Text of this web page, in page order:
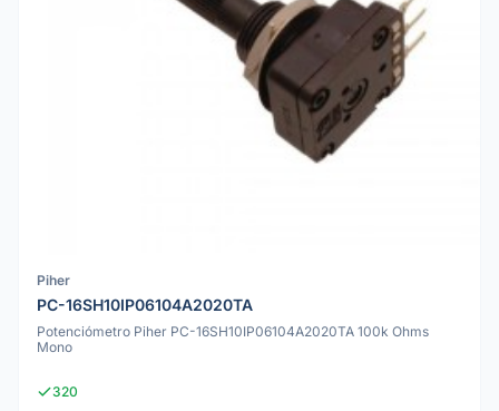
Piher
PC-16SH10IP06104A2020TA
Potenciómetro Piher PC-16SH10IP06104A2020TA 100k Ohms
Mono
320